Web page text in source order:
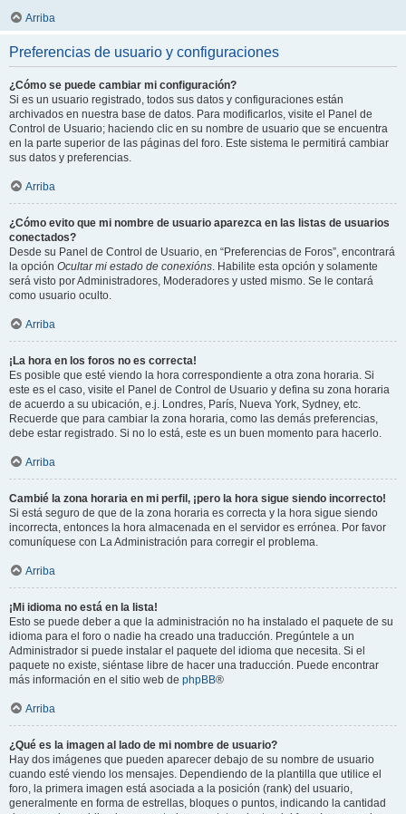
Arriba
Preferencias de usuario y configuraciones
¿Cómo se puede cambiar mi configuración?
Si es un usuario registrado, todos sus datos y configuraciones están
archivados en nuestra base de datos. Para modificarlos, visite el Panel de
Control de Usuario; haciendo clic en su nombre de usuario que se encuentra
en la parte superior de las páginas del foro. Este sistema le permitirá cambiar
sus datos y preferencias.
Arriba
¿Cómo evito que mi nombre de usuario aparezca en las listas de usuarios
conectados?
Desde su Panel de Control de Usuario, en “Preferencias de Foros”, encontrará
la opción Ocultar mi estado de conexións. Habilite esta opción y solamente
será visto por Administradores, Moderadores y usted mismo. Se le contará
como usuario oculto.
Arriba
¡La hora en los foros no es correcta!
Es posible que esté viendo la hora correspondiente a otra zona horaria. Si
este es el caso, visite el Panel de Control de Usuario y defina su zona horaria
de acuerdo a su ubicación, e.j. Londres, París, Nueva York, Sydney, etc.
Recuerde que para cambiar la zona horaria, como las demás preferencias,
debe estar registrado. Si no lo está, este es un buen momento para hacerlo.
Arriba
Cambié la zona horaria en mi perfil, ¡pero la hora sigue siendo incorrecto!
Si está seguro de que de la zona horaria es correcta y la hora sigue siendo
incorrecta, entonces la hora almacenada en el servidor es errónea. Por favor
comuníquese con La Administración para corregir el problema.
Arriba
¡Mi idioma no está en la lista!
Esto se puede deber a que la administración no ha instalado el paquete de su
idioma para el foro o nadie ha creado una traducción. Pregúntele a un
Administrador si puede instalar el paquete del idioma que necesita. Si el
paquete no existe, siéntase libre de hacer una traducción. Puede encontrar
más información en el sitio web de phpBB®
Arriba
¿Qué es la imagen al lado de mi nombre de usuario?
Hay dos imágenes que pueden aparecer debajo de su nombre de usuario
cuando esté viendo los mensajes. Dependiendo de la plantilla que utilice el
foro, la primera imagen está asociada a la posición (rank) del usuario,
generalmente en forma de estrellas, bloques o puntos, indicando la cantidad